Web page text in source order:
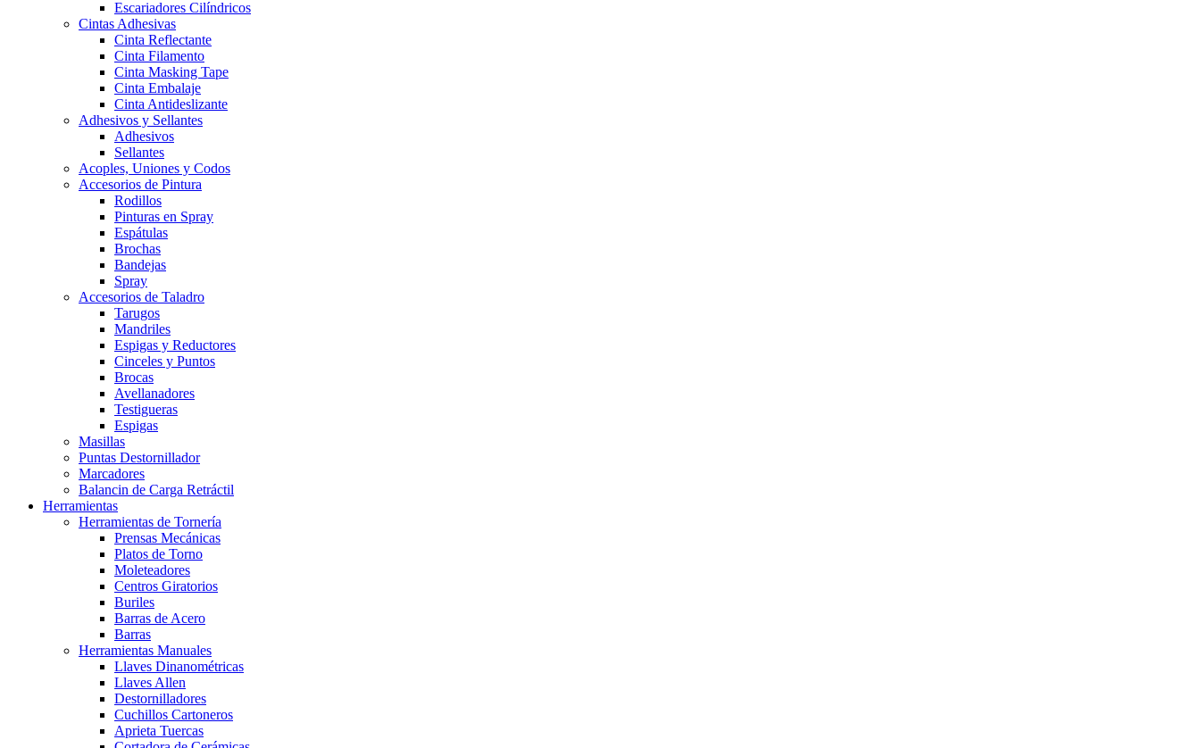
Escariadores Cilíndricos
Cintas Adhesivas
Cinta Reflectante
Cinta Filamento
Cinta Masking Tape
Cinta Embalaje
Cinta Antideslizante
Adhesivos y Sellantes
Adhesivos
Sellantes
Acoples, Uniones y Codos
Accesorios de Pintura
Rodillos
Pinturas en Spray
Espátulas
Brochas
Bandejas
Spray
Accesorios de Taladro
Tarugos
Mandriles
Espigas y Reductores
Cinceles y Puntos
Brocas
Avellanadores
Testigueras
Espigas
Masillas
Puntas Destornillador
Marcadores
Balancin de Carga Retráctil
Herramientas
Herramientas de Tornería
Prensas Mecánicas
Platos de Torno
Moleteadores
Centros Giratorios
Buriles
Barras de Acero
Barras
Herramientas Manuales
Llaves Dinanométricas
Llaves Allen
Destornilladores
Cuchillos Cartoneros
Aprieta Tuercas